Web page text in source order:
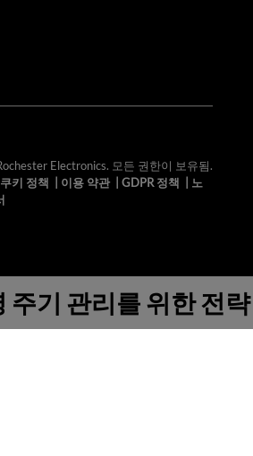
Electronics. 모든 권한이 보유됨.
쿠키 정책 이용 약관| GDPR 정책
노
주기 관리를 위한 전략